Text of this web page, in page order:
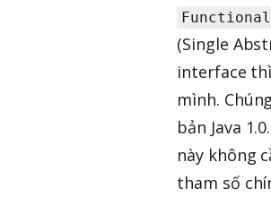
(Single
interface
mình.
bản Java
này không
tham số